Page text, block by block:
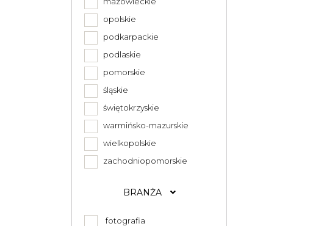
opolskie
podkarpackie
podlaskie
pomorskie
śląskie
świętokrzyskie
warmińsko-mazurskie
wielkopolskie
zachodniopomorskie
BRANŻA
fotografia